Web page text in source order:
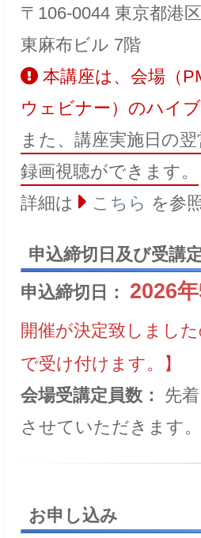
〒106-0044 東京都港
東麻布ビル 7階
本講座は、会場（
ウェビナー）のハイ
また、講座実施日の
録画視聴ができます。
詳細は
こちら を参
申込締切日及び受講
申込締切日： 2026年
開催が決定致しまし
で受け付けます。】
会場受講定員数： 先
させていただきます。
お申し込み